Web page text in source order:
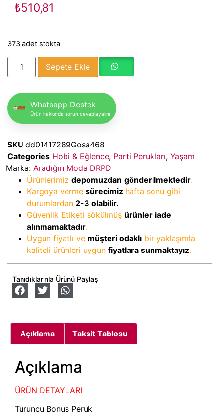
₺510,81
373 adet stokta
Sepete Ekle
Whatsapp Destek
Ürün hakkında sorun cevaplayalım
SKU dd01417289Gosa468
Categories Hobi & Eğlence, Parti Perukları, Yaşam
Marka: Aradığın Moda DRPD
Ürünlerimiz depomuzdan gönderilmektedir.
Kargoya verme sürecimiz hafta sonu gibi
durumlardan 2-3 olabilir.
Güvenlik Etiketi sökülmüş ürünler iade
alınmamaktadır.
Uygun fiyatlı ve müşteri odaklı bir yaklaşımla
kaliteli ürünleri uygun fiyatlara sunmaktayız.
Tanıdıklarınla Ürünü Paylaş
Açıklama Taksit Tablosu
Açıklama
ÜRÜN DETAYLARI
Turuncu Bonus Peruk